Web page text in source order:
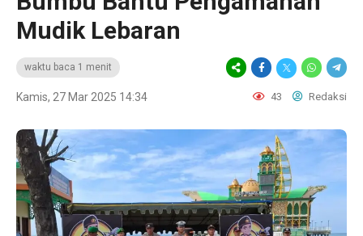
Mudik Lebaran
waktu baca 1 menit
Kamis, 27 Mar 2025 14:34 43 Redaksi